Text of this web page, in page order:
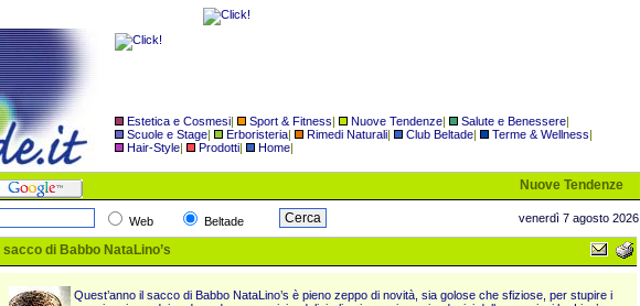
Estetica e Cosmesi| Sport & Fitness| Nuove Tendenze| Salute e Benessere|
Scuole e Stage| Erboristeria| Rimedi Naturali| Club Beltade| Terme & Wellness|
Hair-Style| Prodotti| Home|
Nuove Tendenze
Web Beltade venerdì 7 agosto 2026
Il sacco di Babbo NataLino’s
Quest’anno il sacco di Babbo NataLino’s è pieno zeppo di novità, sia golose che sfiziose, per stupire i